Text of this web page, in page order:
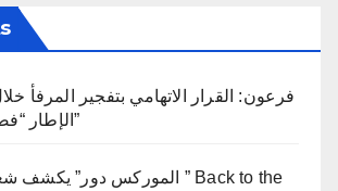
فرعون: القرار الاتهامي بتفجير المرفأ
الإطار “فصل سابع ونصف”